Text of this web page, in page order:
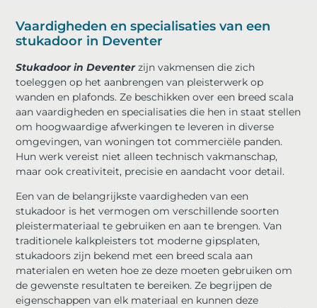
Vaardigheden en specialisaties van een
stukadoor in Deventer
Stukadoor in Deventerzijn vakmensen die zich
toeleggen op het aanbrengen van pleisterwerk op
wanden en plafonds. Ze beschikken over een breed scala
aan vaardigheden en specialisaties die hen in staat stellen
om hoogwaardige afwerkingen te leveren in diverse
omgevingen, van woningen tot commerciële panden.
Hun werk vereist niet alleen technisch vakmanschap,
maar ook creativiteit, precisie en aandacht voor detail.
Een van de belangrijkste vaardigheden van een
stukadoor is het vermogen om verschillende soorten
pleistermateriaal te gebruiken en aan te brengen. Van
traditionele kalkpleisters tot moderne gipsplaten,
stukadoors zijn bekend met een breed scala aan
materialen en weten hoe ze deze moeten gebruiken om
de gewenste resultaten te bereiken. Ze begrijpen de
eigenschappen van elk materiaal en kunnen deze